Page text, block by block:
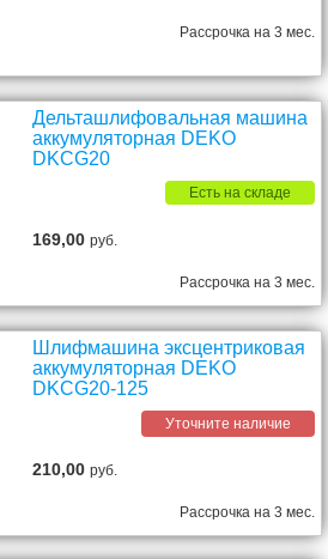
Рассрочка на 3 мес.
Дельташлифовальная машина
аккумуляторная DEKO
DKCG20
Есть на складе
169,00руб.
Рассрочка на 3 мес.
Шлифмашина эксцентриковая
аккумуляторная DEKO
DKCG20-125
Уточните наличие
210,00руб.
Рассрочка на 3 мес.